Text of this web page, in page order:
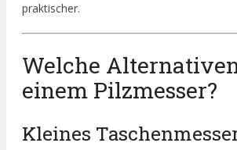
praktischer.
Welche
einem Pilzmesser?
Kleines